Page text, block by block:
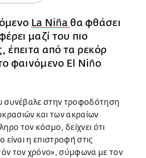
La Niña θα φθάσει
μαζί του πιο
έπειτα από τα ρεκόρ
φαινόμενο El Niño
συνέβαλε στην τροφοδότηση
και των ακραίων
τον κόσμο, δείχνει ότι
η επιστροφή στις
τον χρόνο», σύμφωνα με τον